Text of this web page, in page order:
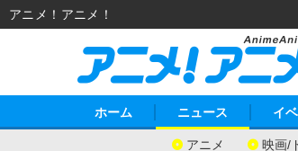
ホーム ニュース
アニメ 映画/
イ
アニメ！アニメ！